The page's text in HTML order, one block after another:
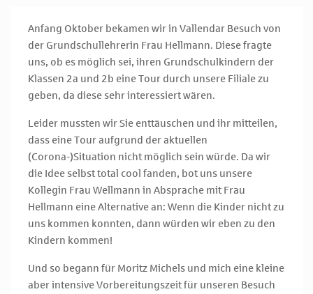
Anfang Oktober bekamen wir in Vallendar Besuch von
der Grundschullehrerin Frau Hellmann. Diese fragte
uns, ob es möglich sei, ihren Grundschulkindern der
Klassen 2a und 2b eine Tour durch unsere Filiale zu
geben, da diese sehr interessiert wären.
Leider mussten wir Sie enttäuschen und ihr mitteilen,
dass eine Tour aufgrund der aktuellen
(Corona-)Situation nicht möglich sein würde. Da wir
die Idee selbst total cool fanden, bot uns unsere
Kollegin Frau Wellmann in Absprache mit Frau
Hellmann eine Alternative an: Wenn die Kinder nicht zu
uns kommen konnten, dann würden wir eben zu den
Kindern kommen!
Und so begann für Moritz Michels und mich eine kleine
aber intensive Vorbereitungszeit für unseren Besuch